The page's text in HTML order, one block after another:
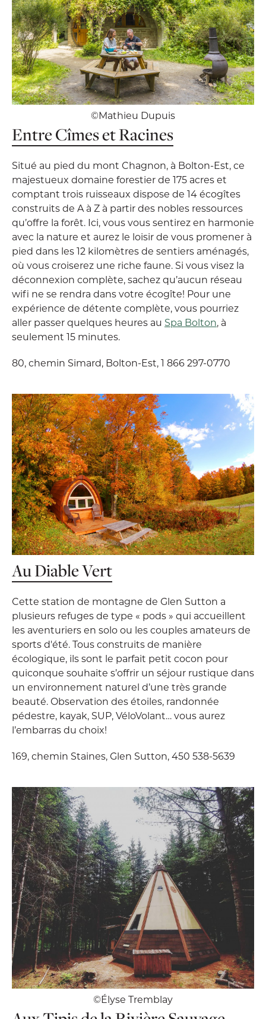
©Mathieu Dupuis
Entre Cîmes et Racines
Situé au pied du mont Chagnon, à Bolton-Est, ce
majestueux domaine forestier de 175 acres et
comptant trois ruisseaux dispose de 14 écogîtes
construits de A à Z à partir des nobles ressources
qu’offre la forêt. Ici, vous vous sentirez en harmonie
avec la nature et aurez le loisir de vous promener à
pied dans les 12 kilomètres de sentiers aménagés,
où vous croiserez une riche faune. Si vous visez la
déconnexion complète, sachez qu’aucun réseau
wifi ne se rendra dans votre écogîte! Pour une
expérience de détente complète, vous pourriez
aller passer quelques heures au Spa Bolton, à
seulement 15 minutes.
80, chemin Simard, Bolton-Est, 1 866 297-0770
Au Diable Vert
Cette station de montagne de Glen Sutton a
plusieurs refuges de type « pods » qui accueillent
les aventuriers en solo ou les couples amateurs de
sports d'été. Tous construits de manière
écologique, ils sont le parfait petit cocon pour
quiconque souhaite s’offrir un séjour rustique dans
un environnement naturel d’une très grande
beauté. Observation des étoiles, randonnée
pédestre, kayak, SUP, VéloVolant… vous aurez
l’embarras du choix!
169, chemin Staines, Glen Sutton, 450 538-5639
©Élyse Tremblay